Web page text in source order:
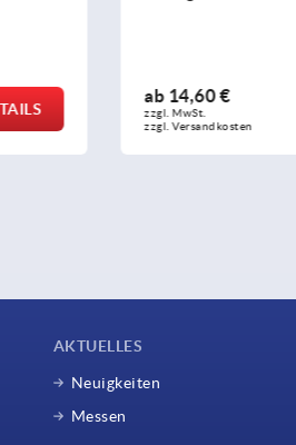
ab 14,20 €
zzgl. MwSt.
zzgl. Versandkosten
AKTUELLES
Neuigkeiten
Messen